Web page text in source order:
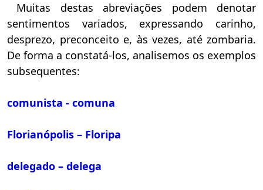
Muitas destas abreviações podem denotar
sentimentos variados, expressando carinho,
desprezo, preconceito e, às vezes, até zombaria.
De forma a constatá-los, analisemos os exemplos
subsequentes:
comunista - comuna
Florianópolis – Floripa
delegado – delega